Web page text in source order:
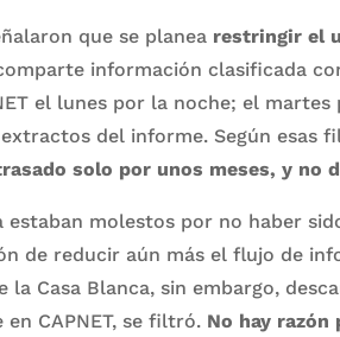
que se planea restringir el
información clasificada
el lunes por la noche; el
del informe. Según esas
solo por unos meses, y no
estaban molestos por no haber
de reducir aún más el flujo de
la Casa Blanca, sin embargo,
CAPNET, se filtró. No hay